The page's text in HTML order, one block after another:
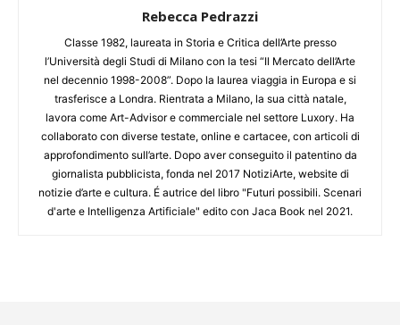
Rebecca Pedrazzi
Classe 1982, laureata in Storia e Critica dell’Arte presso
l’Università degli Studi di Milano con la tesi “Il Mercato dell’Arte
nel decennio 1998-2008”. Dopo la laurea viaggia in Europa e si
trasferisce a Londra. Rientrata a Milano, la sua città natale,
lavora come Art-Advisor e commerciale nel settore Luxory. Ha
collaborato con diverse testate, online e cartacee, con articoli di
approfondimento sull’arte. Dopo aver conseguito il patentino da
giornalista pubblicista, fonda nel 2017 NotiziArte, website di
notizie d’arte e cultura. É autrice del libro "Futuri possibili. Scenari
d'arte e Intelligenza Artificiale" edito con Jaca Book nel 2021.